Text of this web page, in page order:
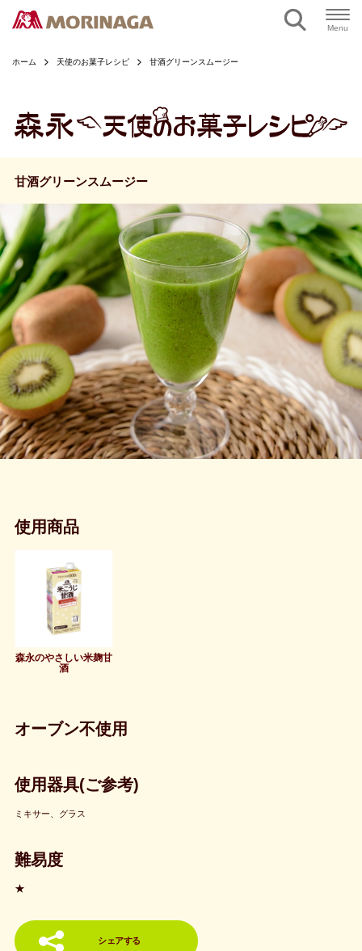
Menu
ホーム 天使のお菓子レシピ 甘酒グリーンスムージー
甘酒グリーンスムージー
使用商品
森永のやさしい米麹甘
酒
オーブン不使用
使用器具(ご参考)
ミキサー、グラス
難易度
★
シェアする